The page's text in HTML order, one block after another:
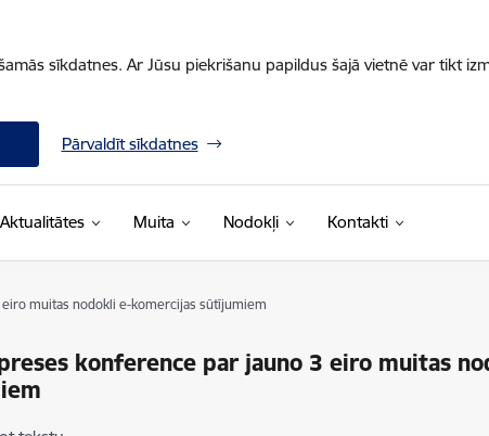
sīkdatnes. Ar Jūsu piekrišanu papildus šajā vietnē var tikt
Pārvaldīt sīkdatnes
Aktualitātes Muita Nodokļi Kontakti
muitas nodokli e-komercijas sūtījumiem
konference par jauno 3 eiro muitas